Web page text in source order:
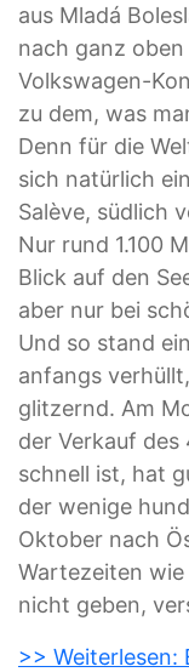
aus Mladá
nach ganz
Volkswagen-
zu dem, was
Denn für die
sich natürlich
Salève, südlich
Nur rund 1.100
Blick auf den
aber nur bei
Und so stand
anfangs
glitzernd. Am
der Verkauf des
schnell ist, hat
der wenige
Oktober nach
Wartezeiten
nicht geben,
>> Weiterlesen: